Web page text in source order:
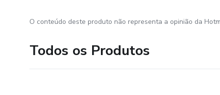
O conteúdo deste produto não representa a opinião da
Todos os Produtos